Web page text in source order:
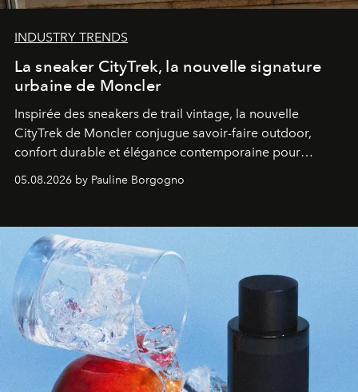
INDUSTRY TRENDS
La sneaker CityTrek, la nouvelle signature
urbaine de Moncler
Inspirée des sneakers de trail vintage, la nouvelle
CityTrek de Moncler conjugue savoir-faire outdoor,
confort durable et élégance contemporaine pour
accompagner les explorations du quotidien.
05.08.2026 by Pauline Borgogno